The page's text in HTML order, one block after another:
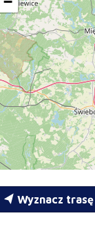
Wyznacz trasę